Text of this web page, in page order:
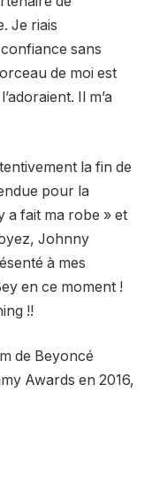
Je riais
sans
de moi est
Il m’a
la fin de
pour la
a fait ma robe » et
Johnny
à mes
en ce moment !
!!
de Beyoncé
Awards en 2016,